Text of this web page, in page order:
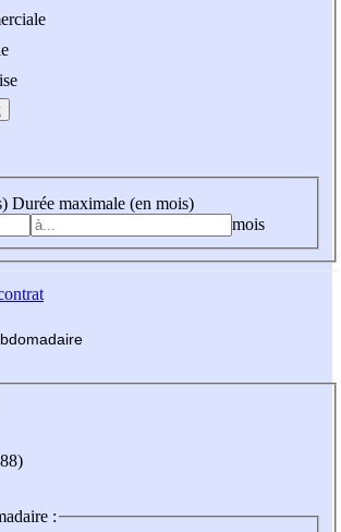
Durée maximale (en mois)
mois
madaire
: